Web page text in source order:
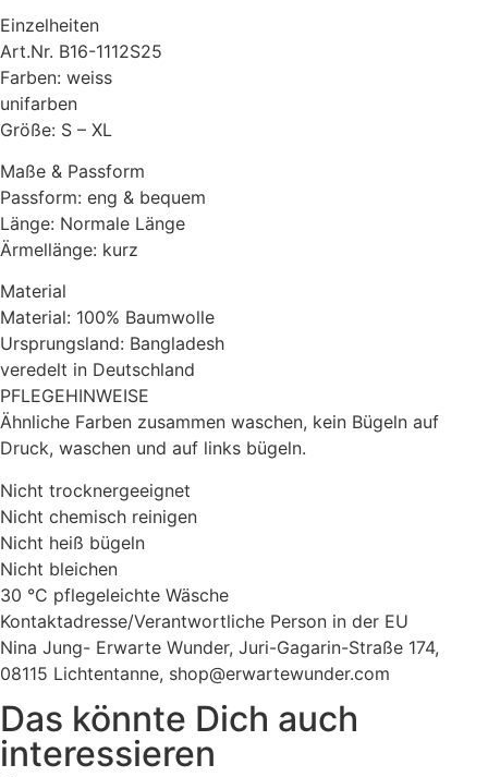
Einzelheiten
Art.Nr. B16-1112S25
Farben: weiss
unifarben
Größe: S – XL
Maße & Passform
Passform: eng & bequem
Länge: Normale Länge
Ärmellänge: kurz
Material
Material: 100% Baumwolle
Ursprungsland: Bangladesh
veredelt in Deutschland
PFLEGEHINWEISE
Ähnliche Farben zusammen waschen, kein Bügeln auf
Druck, waschen und auf links bügeln.
Nicht trocknergeeignet
Nicht chemisch reinigen
Nicht heiß bügeln
Nicht bleichen
30 °C pflegeleichte Wäsche
Kontaktadresse/Verantwortliche Person in der EU
Nina Jung- Erwarte Wunder, Juri-Gagarin-Straße 174,
08115 Lichtentanne, shop@erwartewunder.com
Das könnte Dich auch
interessieren